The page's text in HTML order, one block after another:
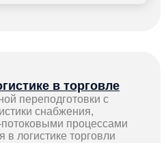
в торговле
переподготовки с
снабжения,
процессами
логистике торговли